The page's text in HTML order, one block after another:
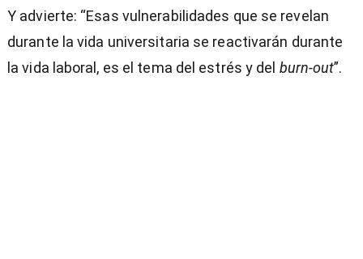
Y advierte: “Esas vulnerabilidades que se revelan
durante la vida universitaria se reactivarán durante
la vida laboral, es el tema del estrés y del burn-out”.